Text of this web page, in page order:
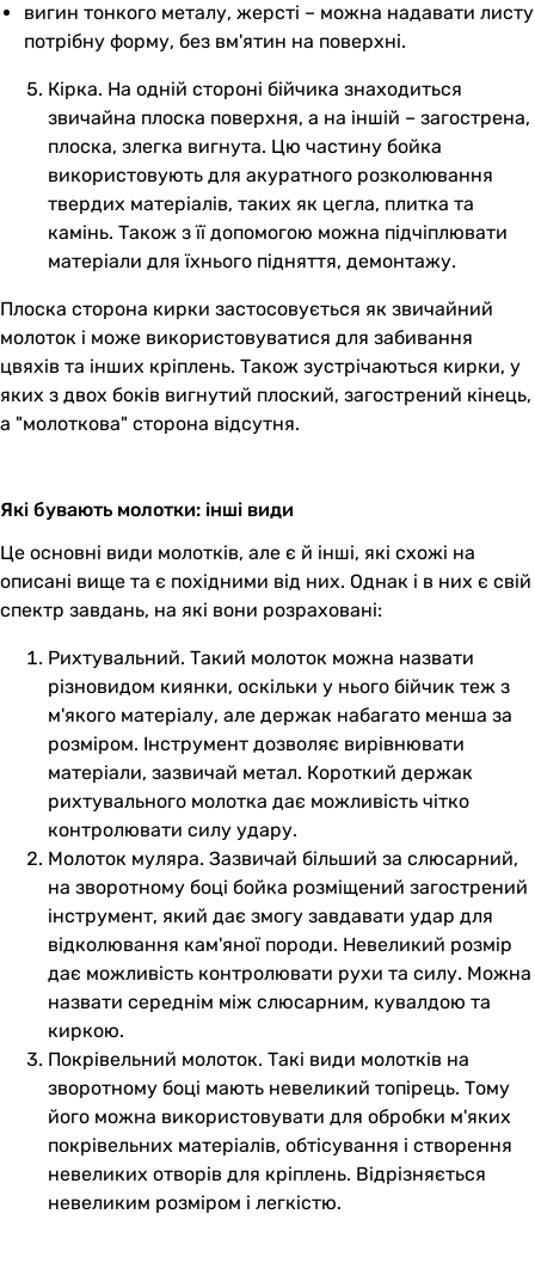
вигин тонкого металу, жерсті – можна надавати листу
потрібну форму, без вм'ятин на поверхні.
Кірка. На одній стороні бійчика знаходиться
звичайна плоска поверхня, а на іншій – загострена,
плоска, злегка вигнута. Цю частину бойка
використовують для акуратного розколювання
твердих матеріалів, таких як цегла, плитка та
камінь. Також з її допомогою можна підчіплювати
матеріали для їхнього підняття, демонтажу.
Плоска сторона кирки застосовується як звичайний
молоток і може використовуватися для забивання
цвяхів та інших кріплень. Також зустрічаються кирки, у
яких з двох боків вигнутий плоский, загострений кінець,
а "молоткова" сторона відсутня.
Які бувають молотки: інші види
Це основні види молотків, але є й інші, які схожі на
описані вище та є похідними від них. Однак і в них є свій
спектр завдань, на які вони розраховані:
Рихтувальний. Такий молоток можна назвати
різновидом киянки, оскільки у нього бійчик теж з
м'якого матеріалу, але держак набагато менша за
розміром. Інструмент дозволяє вирівнювати
матеріали, зазвичай метал. Короткий держак
рихтувального молотка дає можливість чітко
контролювати силу удару.
Молоток муляра. Зазвичай більший за слюсарний,
на зворотному боці бойка розміщений загострений
інструмент, який дає змогу завдавати удар для
відколювання кам'яної породи. Невеликий розмір
дає можливість контролювати рухи та силу. Можна
назвати середнім між слюсарним, кувалдою та
киркою.
Покрівельний молоток. Такі види молотків на
зворотному боці мають невеликий топірець. Тому
його можна використовувати для обробки м'яких
покрівельних матеріалів, обтісування і створення
невеликих отворів для кріплень. Відрізняється
невеликим розміром і легкістю.